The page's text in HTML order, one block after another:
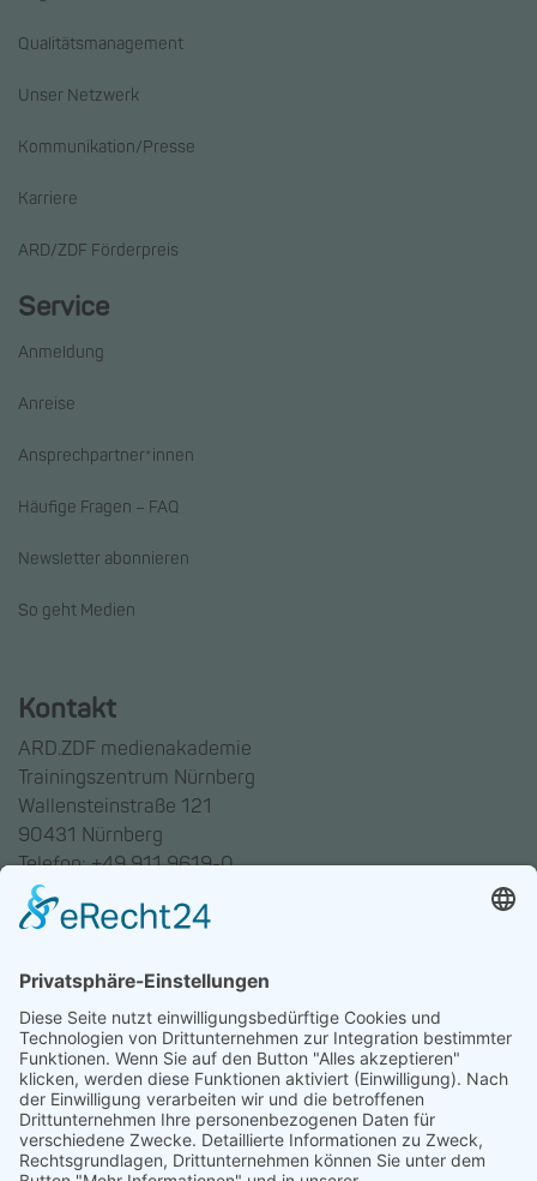
Qualitätsmanagement
Unser Netzwerk
Kommunikation/Presse
Karriere
ARD/ZDF Förderpreis
Service
Anmeldung
Anreise
Ansprechpartner*innen
Häufige Fragen – FAQ
Newsletter abonnieren
So geht Medien
Kontakt
ARD.ZDF medienakademie
Trainingszentrum Nürnberg
Wallensteinstraße 121
90431 Nürnberg
Telefon: +49 911 9619-0
Trainingszentrum Hannover
30169 Hannover
Telefon: +49 511 123598-531
AGB